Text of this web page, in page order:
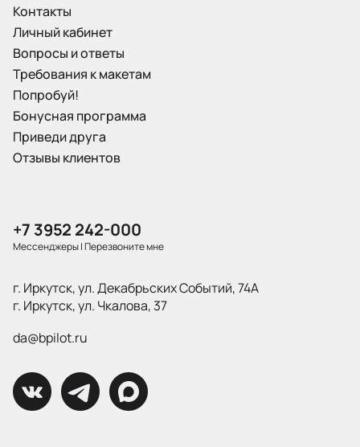
Контакты
Личный кабинет
Вопросы и ответы
Требования к макетам
Попробуй!
Бонусная программа
Приведи друга
Отзывы клиентов
+7 3952 242-000
Мессенджеры|Перезвоните мне
г. Иркутск, ул. Декабрьских Событий, 74А
г. Иркутск, ул. Чкалова, 37
da@bpilot.ru